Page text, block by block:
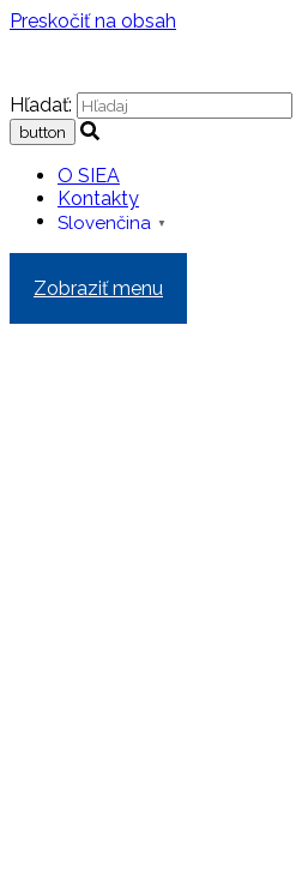
Preskočiť na obsah
Hľadať:
O SIEA
Kontakty
Slovenčina ▼
Zobraziť menu